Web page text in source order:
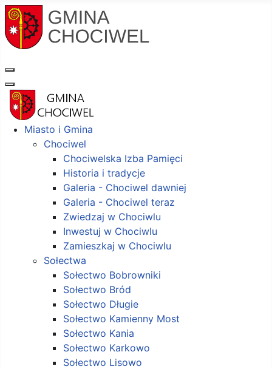
Miasto i Gmina
Chociwel
Chociwelska Izba Pamięci
Historia i tradycje
Galeria - Chociwel dawniej
Galeria - Chociwel teraz
Zwiedzaj w Chociwlu
Inwestuj w Chociwlu
Zamieszkaj w Chociwlu
Sołectwa
Sołectwo Bobrowniki
Sołectwo Bród
Sołectwo Długie
Sołectwo Kamienny Most
Sołectwo Kania
Sołectwo Karkowo
Sołectwo Lisowo